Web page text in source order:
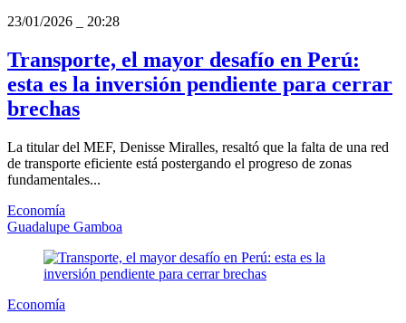
23/01/2026
20:28
Transporte, el mayor desafío en Perú:
esta es la inversión pendiente para cerrar
brechas
La titular del MEF, Denisse Miralles, resaltó que la falta de una red
de transporte eficiente está postergando el progreso de zonas
fundamentales...
Economía
Guadalupe Gamboa
Economía